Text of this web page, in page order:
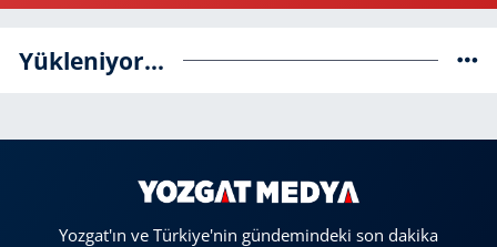
Yükleniyor...
Yozgat'ın ve Türkiye'nin gündemindeki son dakika